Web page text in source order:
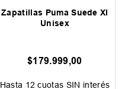
Zapatillas Puma Suede Xl
Unisex
$179.999,00
Hasta 12 cuotas SIN interés